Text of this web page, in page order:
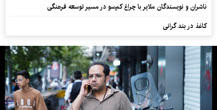
ناشران و نویسندگان ملایر با چراغ کم‌سو در مسیر توسعه فرهنگی
کاغذ در بند گرانی